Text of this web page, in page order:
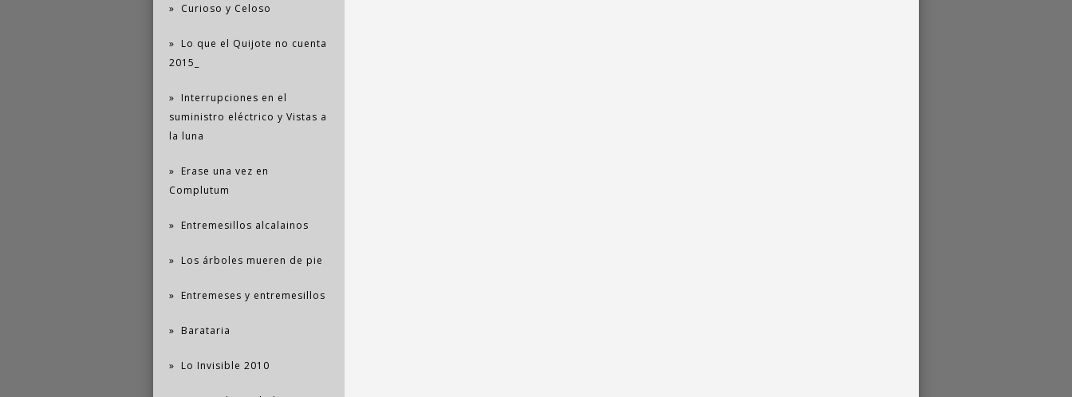
Curioso y Celoso
Lo que el Quijote no cuenta
2015_
Interrupciones en el
suministro eléctrico y Vistas a
la luna
Erase una vez en
Complutum
Entremesillos alcalainos
Los árboles mueren de pie
Entremeses y entremesillos
Barataria
Lo Invisible 2010